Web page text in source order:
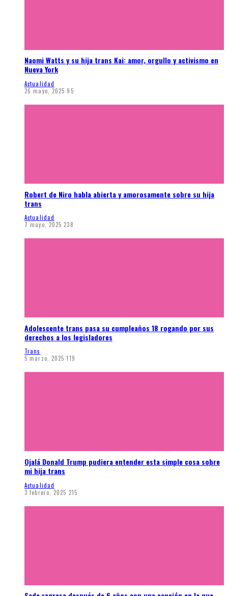
Naomi Watts y su hija trans Kai: amor, orgullo y activismo en
Nueva York
Actualidad
26 mayo, 2025 95
Robert de Niro habla abierta y amorosamente sobre su hija
trans
Actualidad
7 mayo, 2025 238
Adolescente trans pasa su cumpleaños 18 rogando por sus
derechos a los legisladores
Trans
5 marzo, 2025 119
Ojalá Donald Trump pudiera entender esta simple cosa sobre
mi hija trans
Actualidad
3 febrero, 2025 215